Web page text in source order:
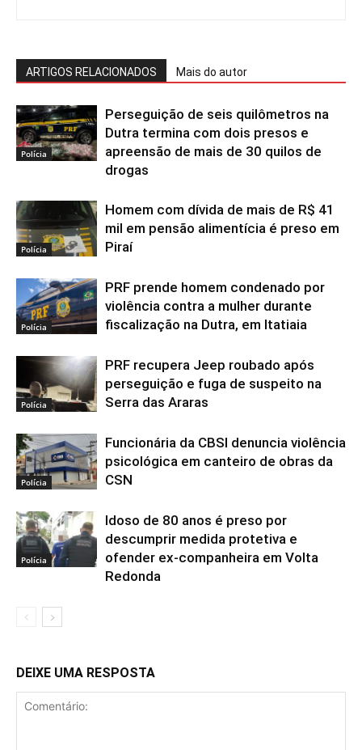
ARTIGOS RELACIONADOS Mais do autor
Polícia
Perseguição de seis quilômetros na
Dutra termina com dois presos e
apreensão de mais de 30 quilos de
drogas
Polícia
Homem com dívida de mais de R$ 41
mil em pensão alimentícia é preso em
Piraí
Polícia
PRF prende homem condenado por
violência contra a mulher durante
fiscalização na Dutra, em Itatiaia
Polícia
PRF recupera Jeep roubado após
perseguição e fuga de suspeito na
Serra das Araras
Polícia
Funcionária da CBSI denuncia violência
psicológica em canteiro de obras da
CSN
Polícia
Idoso de 80 anos é preso por
descumprir medida protetiva e
ofender ex-companheira em Volta
Redonda
DEIXE UMA RESPOSTA